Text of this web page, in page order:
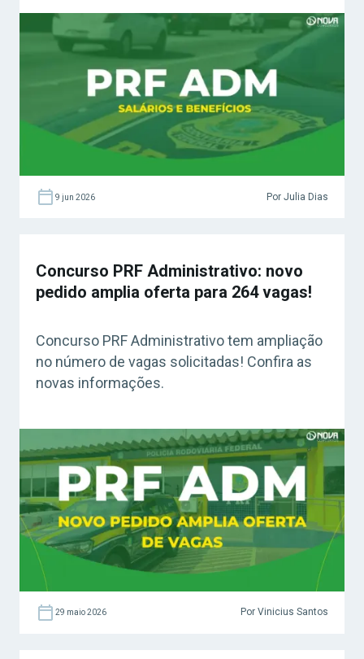
carreira ainda mais atrativa. Confira os
detalhes!
9 jun 2026 Por Julia Dias
Concurso PRF Administrativo: novo
pedido amplia oferta para 264 vagas!
Concurso PRF Administrativo tem ampliação
no número de vagas solicitadas! Confira as
novas informações.
29 maio 2026 Por Vinicius Santos